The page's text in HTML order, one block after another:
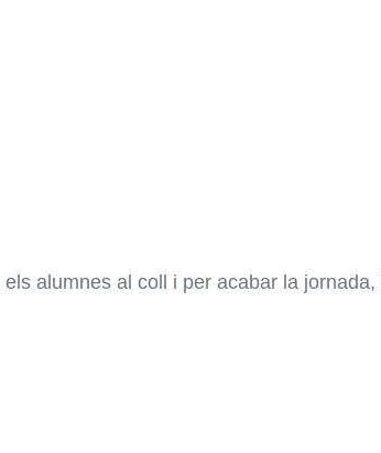
alumnes al coll i per acabar la